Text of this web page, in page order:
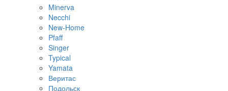
Minerva
Necchi
New-Home
Pfaff
Singer
Typical
Yamata
Веритас
Подольск